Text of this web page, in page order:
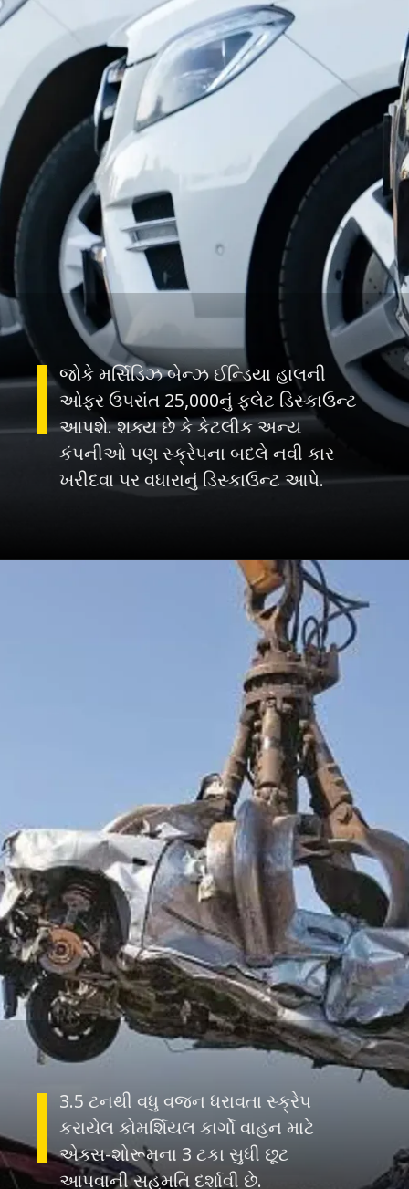
જોકે મર્સિડિઝ બેન્ઝ ઈન્ડિયા હાલની
ઓફર ઉપરાંત 25,000નું ફ્લેટ ડિસ્કાઉન્ટ
આપશે. શક્ય છે કે કેટલીક અન્ય
કંપનીઓ પણ સ્ક્રેપના બદલે નવી કાર
ખરીદવા પર વધારાનું ડિસ્કાઉન્ટ આપે.
3.5 ટનથી વધુ વજન ધરાવતા સ્ક્રેપ
કરાયેલ કોમર્શિયલ કાર્ગો વાહન માટે
એક્સ-શોરૂમના 3 ટકા સુધી છૂટ
આપવાની સહમતિ દર્શાવી છે.